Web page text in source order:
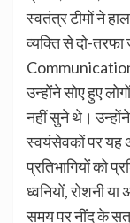
स्वतंत्र टीमों ने
व्यक्ति से दो-
उन्होंने सोए हुए
नहीं सुने थे।
स्वयंसेवकों पर यह
प्रतिभागियों को
ध्वनियों, रोशनी
समय पर नींद के